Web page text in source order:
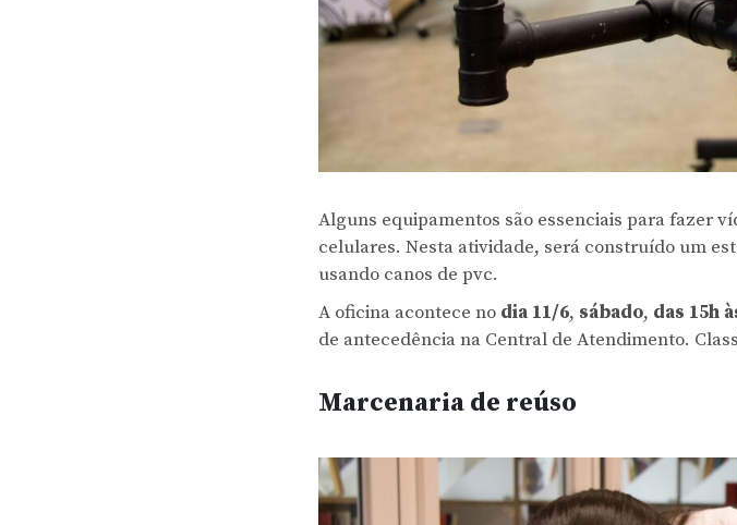
Alguns equipamentos são essenciais para fazer
celulares. Nesta atividade, será construído um
usando canos de pvc.
A oficina acontece no dia 11/6, sábado, das 15h
de antecedência na Central de Atendimento.
Marcenaria de reúso